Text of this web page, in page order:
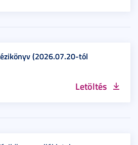
(2026.07.20-tól
Letöltés